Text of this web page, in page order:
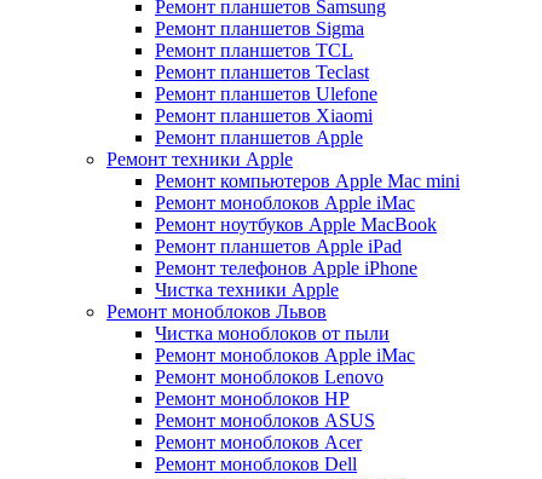
Ремонт планшетов Samsung
Ремонт планшетов Sigma
Ремонт планшетов TCL
Ремонт планшетов Teclast
Ремонт планшетов Ulefone
Ремонт планшетов Xiaomi
Ремонт планшетов Apple
Ремонт техники Apple
Ремонт компьютеров Apple Mac mini
Ремонт моноблоков Apple iMac
Ремонт ноутбуков Apple MacBook
Ремонт планшетов Apple iPad
Ремонт телефонов Apple iPhone
Чистка техники Apple
Ремонт моноблоков Львов
Чистка моноблоков от пыли
Ремонт моноблоков Apple iMac
Ремонт моноблоков Lenovo
Ремонт моноблоков HP
Ремонт моноблоков ASUS
Ремонт моноблоков Acer
Ремонт моноблоков Dell